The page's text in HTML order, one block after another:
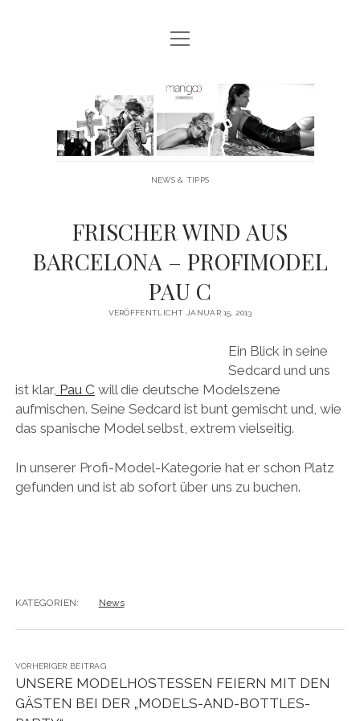
MANIGOO BLOG
MANIGOO MODELS
IMPRESSUM & DATENSCHUTZ
Menü
öffnen
Manigoo
NEWS & TIPPS
FRISCHER WIND AUS
BARCELONA – PROFIMODEL
PAU C
VERÖFFENTLICHT JANUAR 15, 2013
Ein Blick in seine
Sedcard und uns
ist klar, Pau C will die deutsche Modelszene
aufmischen. Seine Sedcard ist bunt gemischt und, wie
das spanische Model selbst, extrem vielseitig.
In unserer Profi-Model-Kategorie hat er schon Platz
gefunden und ist ab sofort über uns zu buchen.
KATEGORIEN: News
VORHERIGER BEITRAG
UNSERE MODELHOSTESSEN FEIERN MIT DEN
GÄSTEN BEI DER „MODELS-AND-BOTTLES-